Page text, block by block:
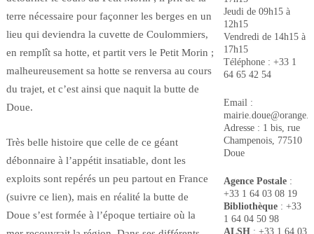
terre nécessaire pour façonner les berges en un
lieu qui deviendra la cuvette de Coulommiers,
en remplît sa hotte, et partit vers le Petit Morin ;
malheureusement sa hotte se renversa au cours
du trajet, et c’est ainsi que naquit la butte de
Doue.
Très belle histoire que celle de ce géant
débonnaire à l’appétit insatiable, dont les
exploits sont repérés un peu partout en France
(suivre ce lien), mais en réalité la butte de
Doue s’est formée à l’époque tertiaire où la
Jeudi de 09h15 à
12h15
Vendredi de 14h15 à
17h15
Téléphone : +33 1
64 65 42 54
Email :
Adresse : 1 bis, rue
Champenois, 77510
Doue
Agence Postale:
+33 1 64 03 08 19
Bibliothèque: +33
1 64 04 50 98
ALSH: +33 1 64 03